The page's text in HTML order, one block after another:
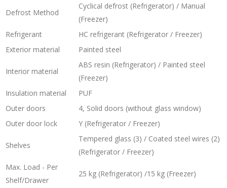
Defrost Method
Cyclical defrost (Refrigerator) / Manual
(Freezer)
Refrigerant
HC refrigerant (Refrigerator / Freezer)
Exterior material
Painted steel
Interior material
ABS resin (Refrigerator) / Painted steel
(Freezer)
Insulation material
PUF
Outer doors
4, Solid doors (without glass window)
Outer door lock
Y (Refrigerator / Freezer)
Shelves
Tempered glass (3) / Coated steel wires (2)
(Refrigerator / Freezer)
Max. Load - Per
Shelf/Drawer
25 kg (Refrigerator) /15 kg (Freezer)